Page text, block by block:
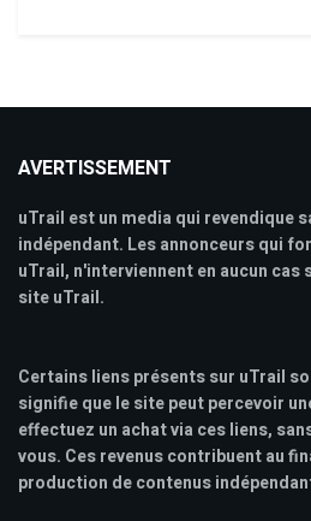
AVERTISSEMENT
uTrail est un media qui revendique
indépendant. Les annonceurs qui
uTrail, n'interviennent en aucun
site uTrail.
Certains liens présents sur uTrail
signifie que le site peut percevoir
effectuez un achat via ces liens,
vous. Ces revenus contribuent au
production de contenus